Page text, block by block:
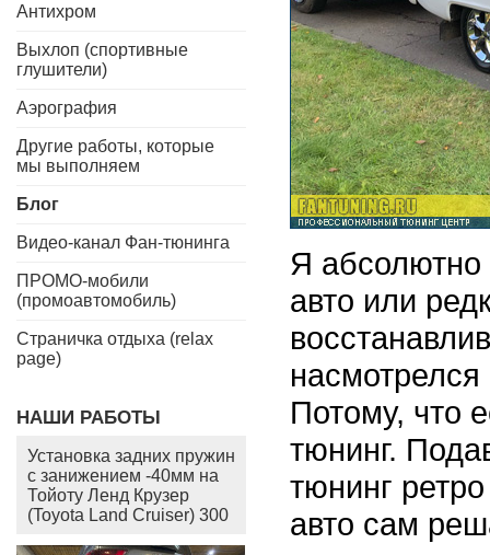
Антихром
Выхлоп (спортивные
глушители)
Аэрография
Другие работы, которые
мы выполняем
Блог
Видео-канал Фан-тюнинга
ПРОМО-мобили
(промоавтомобиль)
Страничка отдыха (relax
page)
НАШИ РАБОТЫ
Установка задних пружин
с занижением -40мм на
Тойоту Ленд Крузер
(Toyota Land Cruiser) 300
Я абсолютно
авто или
Потому, что
тюнинг.
тюнинг
авто сам